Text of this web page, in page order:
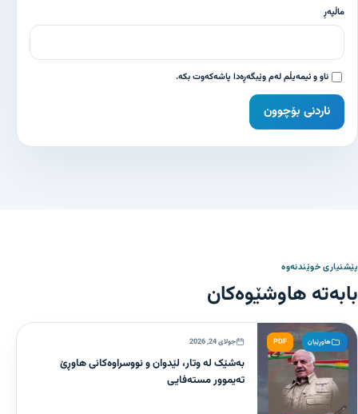
ماڵپەڕ
ناو و ئیمەیڵم لەم وێبگەڕەدا پاشەکەوت بکە.
پێشنیاری خوێندنەوە
بابەتە هاوشێوەکان
هاوڕێیان PDF جولای 24, 2026
بەشێک لە وتار، لێدوان و نووسراوەکانی هاوڕێ
تەیموور مستەفایی